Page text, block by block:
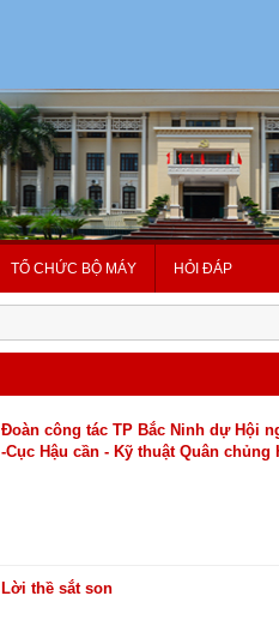
TỔ CHỨC BỘ MÁY HỎI ĐÁP
Đoàn công tác TP Bắc Ninh dự Hội
-Cục Hậu cần - Kỹ thuật Quân chủng
Lời thề sắt son